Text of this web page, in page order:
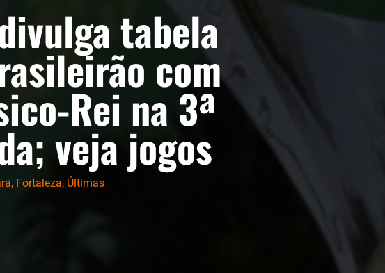
tabela
com
Rei na 3ª
veja jogos
, Fortaleza, Últimas